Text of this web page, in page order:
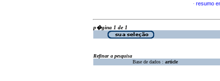
· resumo
p�gina 1 de 1
Refinar a pesquisa
Base de dados : article